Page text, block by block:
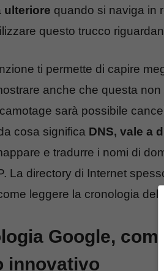
ulteriore quando si naviga in
questo trucco
ti permette di capire
anche che questa
sarà possibile
cosa significa DNS, vale a
e tradurre i nomi di
La directory di Internet
leggere la cronologia
Google,
innovativo